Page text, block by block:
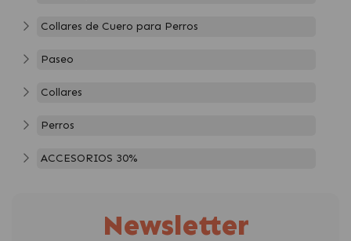
Collares de Cuero para Perros
Paseo
Collares
Perros
ACCESORIOS 30%
Newsletter